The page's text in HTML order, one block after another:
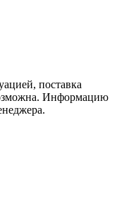
поставка
Информацию